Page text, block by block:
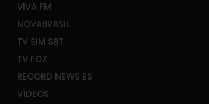
VIVA FM
NOVABRASIL
TV SIM SBT
TV FOZ
RECORD NEWS ES
VÍDEOS